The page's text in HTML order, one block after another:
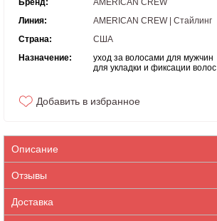
Линия:
AMERICAN CREW | Стайлинг
Страна:
США
Назначение:
уход за волосами для мужчин
для укладки и фиксации волос
Добавить в избранное
Описание
Отзывы
Доставка